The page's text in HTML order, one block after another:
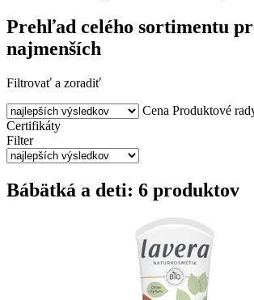
Prehľad celého sortimentu
najmenších
Filtrovať a zoradiť
Cena Produktové
Certifikáty
Filter
Bábätká a deti: 6 produktov